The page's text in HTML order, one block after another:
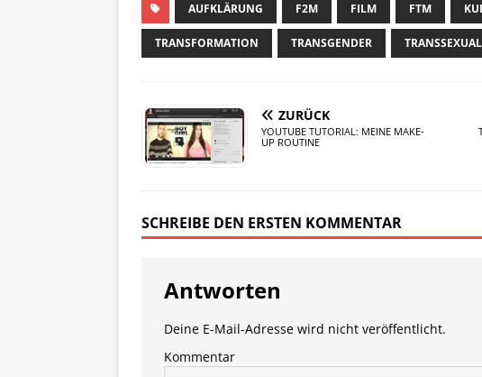
AUFKLÄRUNG F2M FILM FTM
TRANSFORMATION TRANSGENDER
ZURÜCK
YOUTUBE TUTORIAL: MEINE MAKE-
UP ROUTINE
SCHREIBE DEN ERSTEN KOMMENTAR
Antworten
Deine E-Mail-Adresse wird nicht veröffentlicht.
Kommentar